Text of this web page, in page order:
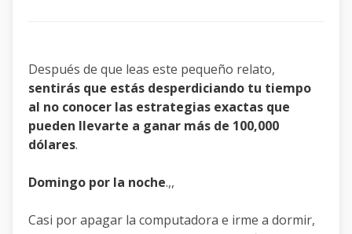
Después de que leas este pequeño relato,
sentirás que estás desperdiciando tu tiempo
al no conocer las estrategias exactas que
pueden llevarte a ganar más de 100,000
dólares.
Domingo por la noche.,,
Casi por apagar la computadora e irme a dormir,